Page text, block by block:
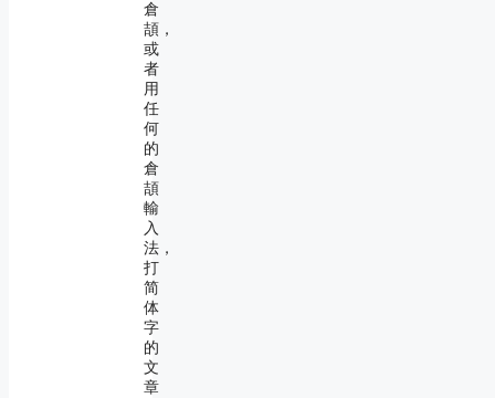
倉
頡，
或
者
用
任
何
的
倉
頡
輸
入
法，
打
简
体
字
的
文
章